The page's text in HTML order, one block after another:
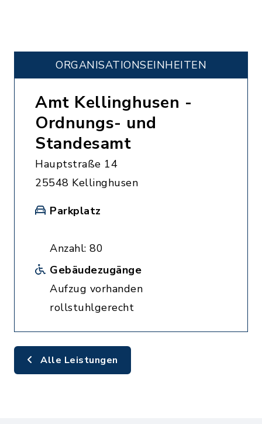
ORGANISATIONS­EINHEITEN
Amt Kellinghusen -
Ordnungs- und
Standesamt
Hauptstraße 14
25548 Kellinghusen
Parkplatz
Anzahl: 80
Gebäudezugänge
Aufzug vorhanden
rollstuhlgerecht
Alle Leistungen